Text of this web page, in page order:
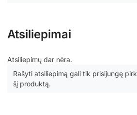
Atsiliepimai
Atsiliepimų dar nėra.
Rašyti atsiliepimą gali tik prisijungę
šį produktą.